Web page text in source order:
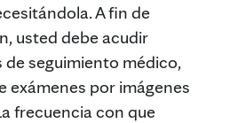
A fin de
usted debe acudir
seguimiento médico,
exámenes por imágenes
frecuencia con que